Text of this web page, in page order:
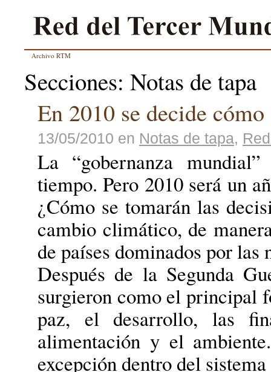
Archivo RTM
Secciones: Notas de tapa
En 2010 se decide
13/05/2010 en Notas de tapa,
La “gobernanza
tiempo. Pero 2010 será un
¿Cómo se tomarán las
cambio climático, de
de países dominados por las
Después de la Segunda
surgieron como el principal
paz, el desarrollo, las
alimentación y el
excepción dentro del